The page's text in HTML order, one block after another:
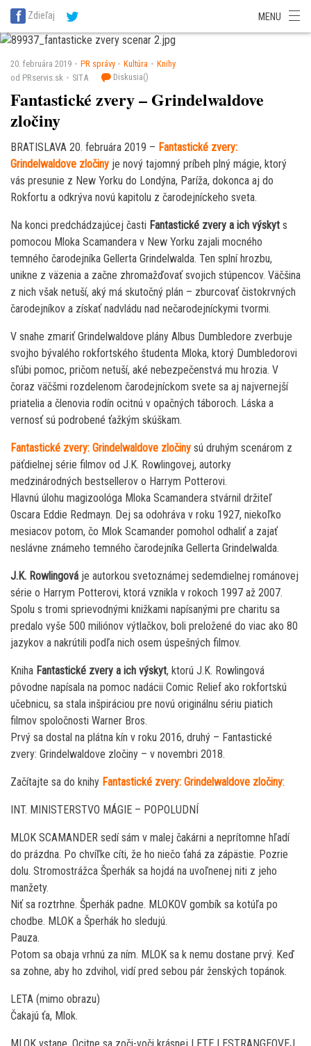
SITA Energetika
SITA Potravinárstvo
Zdieľaj MENU
20. februára 2019 PR správy Kultúra
Knihy
od PRservis.sk
SITA Diskusia()
Fantastické zvery – Grindelwaldove
zločiny
BRATISLAVA 20. februára 2019 – Fantastické zvery:
Grindelwaldove zločiny je nový tajomný príbeh plný mágie, ktorý
vás presunie z New Yorku do Londýna, Paríža, dokonca aj do
Rokfortu a odkrýva novú kapitolu z čarodejníckeho sveta.
Na konci predchádzajúcej časti Fantastické zvery a ich výskyt s
pomocou Mloka Scamandera v New Yorku zajali mocného
temného čarodejníka Gellerta Grindelwalda. Ten splní hrozbu,
unikne z väzenia a začne zhromažďovať svojich stúpencov. Väčšina
z nich však netuší, aký má skutočný plán – zburcovať čistokrvných
čarodejníkov a získať nadvládu nad nečarodejníckymi tvormi.
V snahe zmariť Grindelwaldove plány Albus Dumbledore zverbuje
svojho bývalého rokfortského študenta Mloka, ktorý Dumbledorovi
sľúbi pomoc, pričom netuší, aké nebezpečenstvá mu hrozia. V
čoraz väčšmi rozdelenom čarodejníckom svete sa aj najvernejší
priatelia a členovia rodín ocitnú v opačných táboroch. Láska a
vernosť sú podrobené ťažkým skúškam.
Fantastické zvery: Grindelwaldove zločiny sú druhým scenárom z
päťdielnej série filmov od J.K. Rowlingovej, autorky
medzinárodných bestsellerov o Harrym Potterovi.
Hlavnú úlohu magizoológa Mloka Scamandera stvárnil držiteľ
Oscara Eddie Redmayn. Dej sa odohráva v roku 1927, niekoľko
mesiacov potom, čo Mlok Scamander pomohol odhaliť a zajať
neslávne známeho temného čarodejníka Gellerta Grindelwalda.
J.K. Rowlingová je autorkou svetoznámej sedemdielnej románovej
série o Harrym Potterovi, ktorá vznikla v rokoch 1997 až 2007.
Spolu s tromi sprievodnými knižkami napísanými pre charitu sa
predalo vyše 500 miliónov výtlačkov, boli preložené do viac ako 80
jazykov a nakrútili podľa nich osem úspešných filmov.
Kniha Fantastické zvery a ich výskyt, ktorú J.K. Rowlingová
pôvodne napísala na pomoc nadácii Comic Relief ako rokfortskú
učebnicu, sa stala inšpiráciou pre novú originálnu sériu piatich
filmov spoločnosti Warner Bros.
Prvý sa dostal na plátna kín v roku 2016, druhý – Fantastické
zvery: Grindelwaldove zločiny – v novembri 2018.
Začítajte sa do knihy Fantastické zvery: Grindelwaldove zločiny:
INT. MINISTERSTVO MÁGIE – POPOLUDNÍ
MLOK SCAMANDER sedí sám v malej čakárni a neprítomne hľadí
do prázdna. Po chvíľke cíti, že ho niečo ťahá za zápästie. Pozrie
dolu. Stromostrážca Šperhák sa hojdá na uvoľnenej niti z jeho
manžety.
Niť sa roztrhne. Šperhák padne. MLOKOV gombík sa kotúľa po
chodbe. MLOK a Šperhák ho sledujú.
Pauza.
Potom sa obaja vrhnú za ním. MLOK sa k nemu dostane prvý. Keď
sa zohne, aby ho zdvihol, vidí pred sebou pár ženských topánok.
LETA (mimo obrazu)
Čakajú ťa, Mlok.